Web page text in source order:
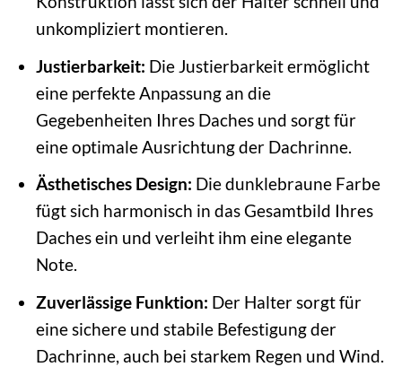
unkompliziert montieren.
Justierbarkeit: Die Justierbarkeit ermöglicht
eine perfekte Anpassung an die
Gegebenheiten Ihres Daches und sorgt für
eine optimale Ausrichtung der Dachrinne.
Ästhetisches Design: Die dunklebraune Farbe
fügt sich harmonisch in das Gesamtbild Ihres
Daches ein und verleiht ihm eine elegante
Note.
Zuverlässige Funktion: Der Halter sorgt für
eine sichere und stabile Befestigung der
Dachrinne, auch bei starkem Regen und Wind.